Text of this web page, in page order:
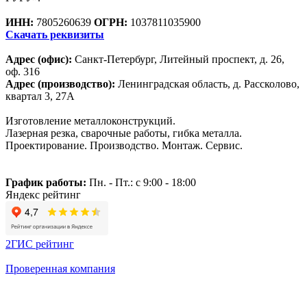
ИНН: 7805260639 ОГРН: 1037811035900
Скачать реквизиты
Адрес (офис): Санкт-Петербург, Литейный проспект, д. 26,
оф. 316
Адрес (производство): Ленинградская область, д. Рассколово,
квартал 3, 27А
Изготовление металлоконструкций.
Лазерная резка, сварочные работы, гибка металла.
Проектирование. Производство. Монтаж. Сервис.
График работы: Пн. - Пт.: с 9:00 - 18:00
Яндекс рейтинг
2ГИС рейтинг
Проверенная компания